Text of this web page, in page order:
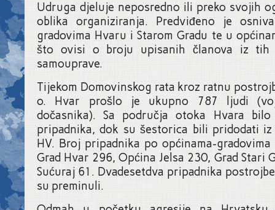
Udruga djeluje neposredno ili preko svojih
oblika organiziranja. Predviđeno je
gradovima Hvaru i Starom Gradu te u
što ovisi o broju upisanih članova iz tih
samouprave.
Tijekom Domovinskog rata kroz ratnu
o. Hvar prošlo je ukupno 787 ljudi
dočasnika). Sa područja otoka Hvara
pripadnika, dok su šestorica bili pridodati
HV. Broj pripadnika po općinama-
Grad Hvar 296, Općina Jelsa 230, Grad Stari
Sućuraj 61. Dvadesetdva pripadnika
su preminuli.